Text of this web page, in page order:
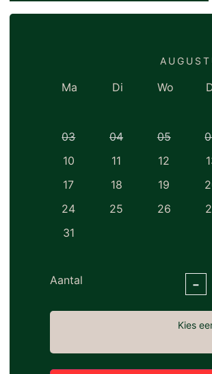
Ma Di Wo
03
04 05
10
11 12
17
18 19
24
25 26
31
Aantal −
Kies